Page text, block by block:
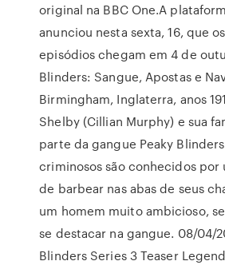
original na BBC One.A
anunciou nesta sexta, 16, que
episódios chegam em 4 de
Blinders: Sangue, Apostas e
Birmingham, Inglaterra, anos
Shelby (Cillian Murphy) e sua
parte da gangue Peaky
criminosos são conhecidos por
de barbear nas abas de seus
um homem muito ambicioso,
se destacar na gangue. 08/04/
Blinders Series 3 Teaser